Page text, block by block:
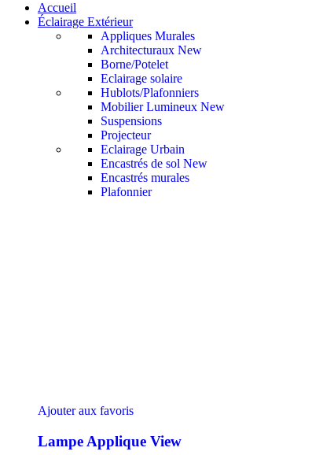
Accueil
Éclairage Extérieur
Appliques Murales
Architecturaux New
Borne/Potelet
Eclairage solaire
Hublots/Plafonniers
Mobilier Lumineux New
Suspensions
Projecteur
Eclairage Urbain
Encastrés de sol New
Encastrés murales
Plafonnier
Ajouter aux favoris
Lampe Applique View